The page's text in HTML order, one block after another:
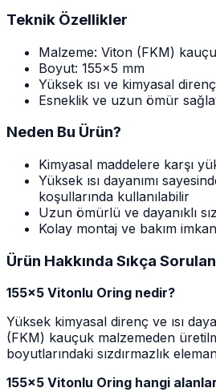
Teknik Özellikler
Malzeme: Viton (FKM)
Boyut: 155x5 mm
Yüksek ısı ve kimyasal
Esneklik ve uzun ömür
Neden Bu Ürün?
Kimyasal maddelere karşı
Yüksek ısı dayanımı
koşullarında kullanılabilir
Uzun ömürlü ve dayanıklı
Kolay montaj ve bakım
Ürün Hakkında Sıkça
155x5 Vitonlu Oring nedir?
Yüksek kimyasal direnç ve ısı
(FKM) kauçuk malzemeden
boyutlarındaki sızdırmazlık
155x5 Vitonlu Oring hangi